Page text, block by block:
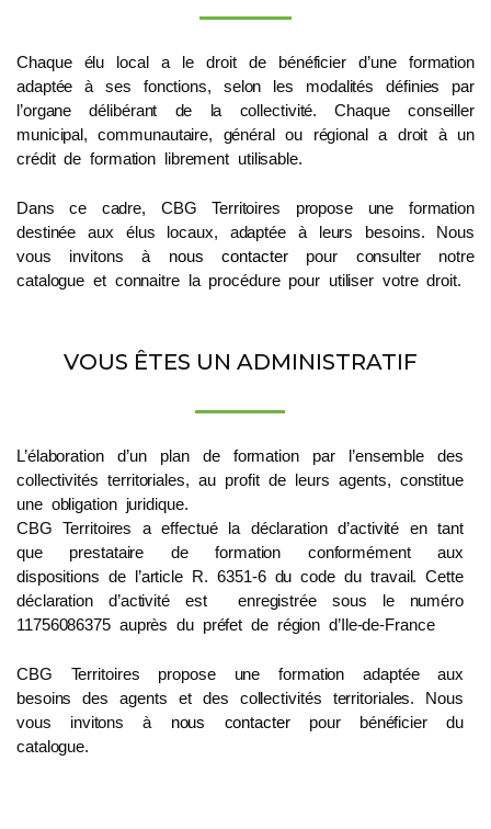
Chaque élu local a le droit de bénéficier d’une formation
adaptée à ses fonctions, selon les modalités définies par
l’organe délibérant de la collectivité. Chaque conseiller
municipal, communautaire, général ou régional a droit à un
crédit de formation librement utilisable.
Dans ce cadre, CBG Territoires propose une formation
destinée aux élus locaux, adaptée à leurs besoins. Nous
vous invitons à nous contacterpour consulter notre
catalogue et connaitre la procédure pour utiliser votre droit.
VOUS ÊTES UN ADMINISTRATIF
L’élaboration d’un plan de formation par l’ensemble des
collectivités territoriales, au profit de leurs agents, constitue
une obligation juridique.
CBG Territoires a effectué la déclaration d’activité en tant
que prestataire de formation conformément aux
dispositions de l’article R. 6351-6 du code du travail. Cette
déclaration d’activité est enregistrée sous le numéro
11756086375 auprès du préfet de région d’Ile-de-France
CBG Territoires propose une formation adaptée aux
besoins des agents et des collectivités territoriales. Nous
vous invitons à nous contacterpour bénéficier du
catalogue.